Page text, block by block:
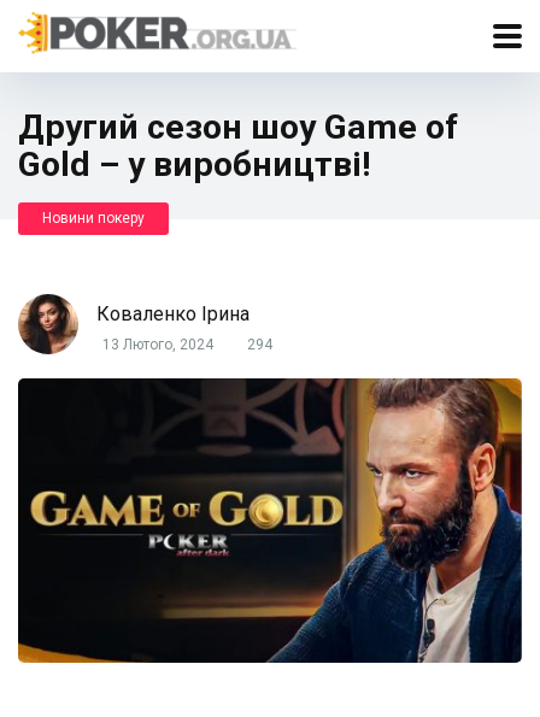
Другий сезон шоу Game of
Gold – у виробництві!
Новини покеру
Коваленко Ірина
13 Лютого, 2024 294